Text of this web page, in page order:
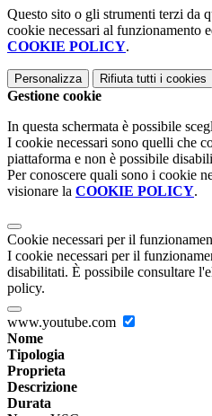
Questo sito o gli strumenti terzi da
cookie necessari al funzionamento
COOKIE POLICY.
Personalizza Rifiuta tutti i cookies
Gestione cookie
In questa schermata è possibile
I cookie necessari sono quelli che
piattaforma e non è possibile
Per conoscere quali sono i cookie
visionare la COOKIE POLICY.
Cookie necessari per il
I cookie necessari per il
disabilitati. È possibile consultare
policy.
www.youtube.com
Nome
Tipologia
Proprieta
Descrizione
Durata